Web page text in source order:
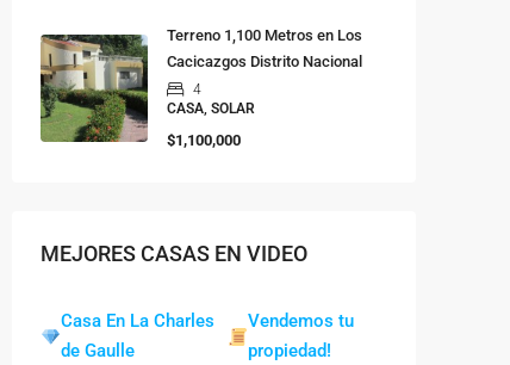
Terreno 1,100 Metros en Los
Cacicazgos Distrito Nacional
4
CASA, SOLAR
$1,100,000
MEJORES CASAS EN VIDEO
Casa En La Charles
de Gaulle
Vendemos tu
propiedad!